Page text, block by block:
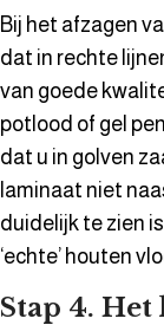
Bij het afzagen
dat in rechte
van goede
potlood of gel
dat u in golven
laminaat niet
duidelijk te zien
‘echte’ houten
Stap 4.